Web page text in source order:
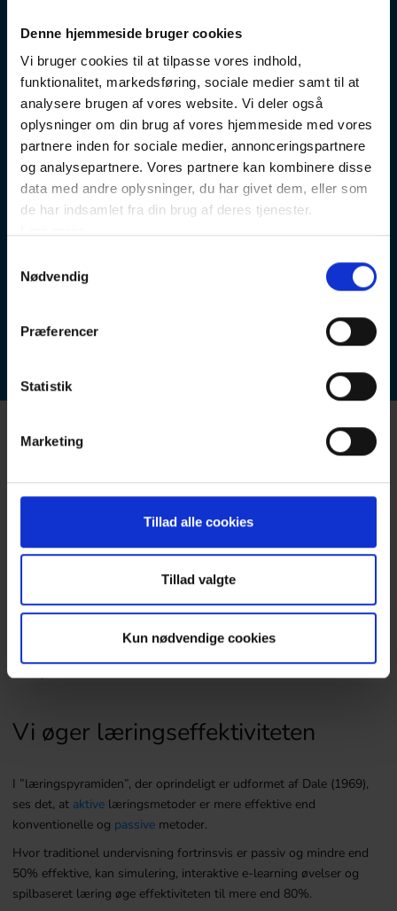
Denne hjemmeside bruger cookies
Vi bruger cookies til at tilpasse vores indhold,
funktionalitet, markedsføring, sociale medier samt til at
analysere brugen af vores website. Vi deler også
oplysninger om din brug af vores hjemmeside med vores
partnere inden for sociale medier, annonceringspartnere
og analysepartnere. Vores partnere kan kombinere disse
data med andre oplysninger, du har givet dem, eller som
de har indsamlet fra din brug af deres tjenester.
Nødvendig
Præferencer
Statistik
Marketing
Tillad alle cookies
Tillad valgte
Kun nødvendige cookies
Hvordan?
Hvilke virkemidler og elementer der anvendes, afhænger af
projektet, brugerprofilen og konteksten.
Hvorfor?
Det overordnede formål med at anvende 2D eller 3D gamification
og interaktion er, at styrke den kognitive oplevelse og motivation
samt ændre adfærd og bevidsthed hos den pågældende
målgruppe.
Studier viser, at spilbaseret læring øger udbyttet af læringsforløb
Gamification er ikke kun begrænset til brug i 3D-miljøer. Det er lige
så udbredt i 2D e-learning og endda i ikke-digitale sammenhænge.
Skaleringsmulighederne er endeløse og kan variere fra brug af
små, simple elementer til en fuld implementering af alle
Vi øger læringseffektiviteten
I ”læringspyramiden”, der oprindeligt er udformet af Dale (1969),
ses det, at aktive læringsmetoder er mere effektive end
konventionelle og passive metoder.
Hvor traditionel undervisning fortrinsvis er passiv og mindre end
50% effektive, kan simulering, interaktive e-learning øvelser og
spilbaseret læring øge effektiviteten til mere end 80%.